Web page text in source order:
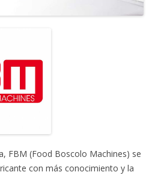
FBM (Food Boscolo Machines) se
con más conocimiento y la